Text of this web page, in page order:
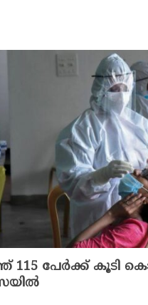
115 പേര്‍ക്ക് കൂടി